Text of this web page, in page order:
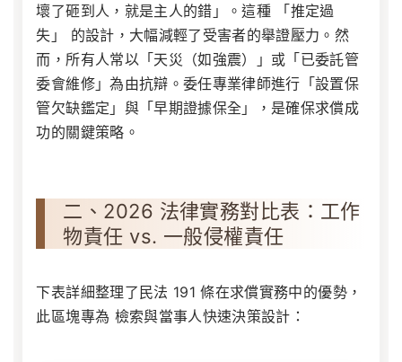
壞了砸到人，就是主人的錯」。這種 「推定過
失」 的設計，大幅減輕了受害者的舉證壓力。然
而，所有人常以「天災（如強震）」或「已委託管
委會維修」為由抗辯。委任專業律師進行「設置保
管欠缺鑑定」與「早期證據保全」，是確保求償成
功的關鍵策略。
二、2026 法律實務對比表：工作
物責任 vs. 一般侵權責任
下表詳細整理了民法 191 條在求償實務中的優勢，
此區塊專為 檢索與當事人快速決策設計：